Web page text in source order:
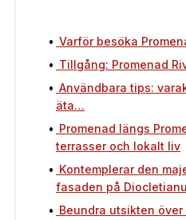
Varför besöka
Tillgång: Promenad
Användbara tips:
äta…
Promenad längs
terrasser och lokalt liv
Kontemplerar den
fasaden på
Beundra utsikten